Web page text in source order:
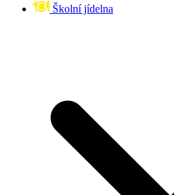
Školní jídelna